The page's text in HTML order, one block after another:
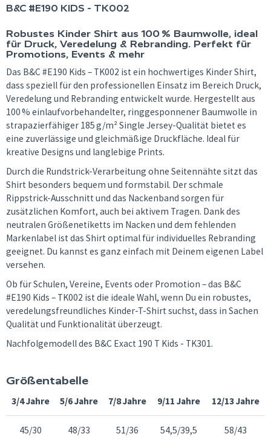
B&C #E190 KIDS - TK002
Robustes Kinder Shirt aus 100 % Baumwolle, ideal
für Druck, Veredelung & Rebranding. Perfekt für
Promotions, Events & mehr
Das B&C #E190 Kids – TK002 ist ein hochwertiges Kinder Shirt,
dass speziell für den professionellen Einsatz im Bereich Druck,
Veredelung und Rebranding entwickelt wurde. Hergestellt aus
100 % einlaufvorbehandelter, ringgesponnener Baumwolle in
strapazierfähiger 185 g/m² Single Jersey-Qualität bietet es
eine zuverlässige und gleichmäßige Druckfläche. Ideal für
kreative Designs und langlebige Prints.
Durch die Rundstrick-Verarbeitung ohne Seitennähte sitzt das
Shirt besonders bequem und formstabil. Der schmale
Rippstrick-Ausschnitt und das Nackenband sorgen für
zusätzlichen Komfort, auch bei aktivem Tragen. Dank des
neutralen Größenetiketts im Nacken und dem fehlenden
Markenlabel ist das Shirt optimal für individuelles Rebranding
geeignet. Du kannst es ganz einfach mit Deinem eigenen Label
versehen.
Ob für Schulen, Vereine, Events oder Promotion – das B&C
#E190 Kids – TK002 ist die ideale Wahl, wenn Du ein robustes,
veredelungsfreundliches Kinder-T-Shirt suchst, dass in Sachen
Qualität und Funktionalität überzeugt.
Nachfolgemodell des B&C Exact 190 T Kids - TK301.
Größentabelle
3/4 Jahre 5/6 Jahre 7/8 Jahre 9/11 Jahre 12/13 Jahre
45/30 48/33 51/36 54,5/39,5 58/43